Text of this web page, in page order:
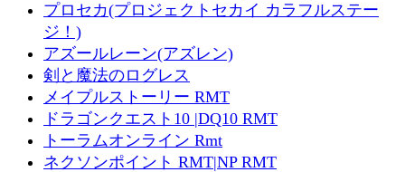
プロセカ(プロジェクトセカイ カラフルステー
ジ！)
アズールレーン(アズレン)
剣と魔法のログレス
メイプルストーリー RMT
ドラゴンクエスト10 |DQ10 RMT
トーラムオンライン Rmt
ネクソンポイント RMT|NP RMT